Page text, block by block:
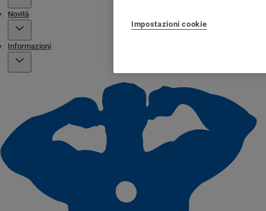
Novità
Informazioni
Impostazioni cookie